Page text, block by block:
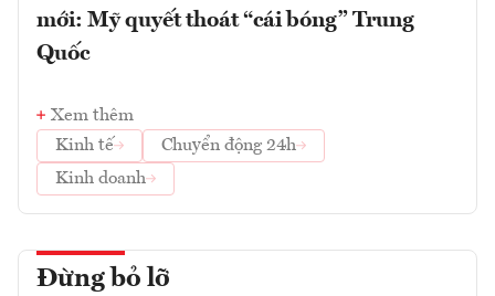
mới: Mỹ quyết thoát “cái bóng” Trung
Quốc
Xem thêm
Kinh tế
Chuyển động 24h
Kinh doanh
Đừng bỏ lỡ